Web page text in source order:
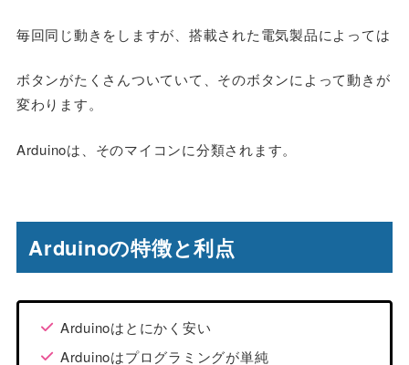
毎回同じ動きをしますが、搭載された電気製品によっては
ボタンがたくさんついていて、そのボタンによって動きが
変わります。
Arduinoは、そのマイコンに分類されます。
Arduinoの特徴と利点
Arduinoはとにかく安い
Arduinoはプログラミングが単純